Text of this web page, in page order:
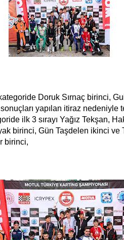
kategoride Doruk Sırnaç birinci,
yapılan itiraz nedeniyle
ilk 3 sırayı Yağız Tekşan,
birinci, Gün Taşdelen ikinci ve
birinci,